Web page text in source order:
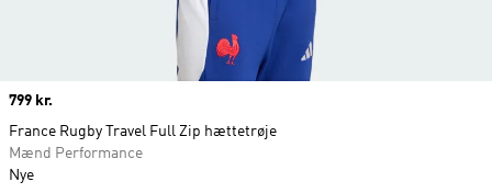
Price
799 kr.
France Rugby Travel Full Zip hættetrøje
Mænd Performance
Nye